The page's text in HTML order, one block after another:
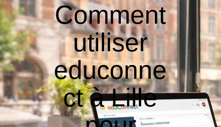
Comment
utiliser
educonne
ct à Lille